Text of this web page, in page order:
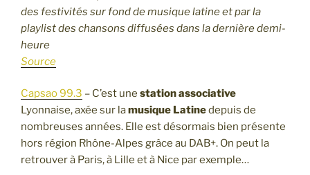
des festivités sur fond de musique latine et par la
playlist des chansons diffusées dans la dernière demi-
heure
Source
Capsao 99.3 – C’est une station associative
Lyonnaise, axée sur lamusique Latinedepuis de
nombreuses années. Elle est désormais bien présente
hors région Rhône-Alpes grâce au DAB+. On peut la
retrouver à Paris, à Lille et à Nice par exemple…